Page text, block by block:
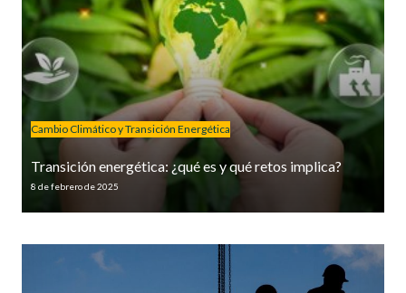
Cambio Climático y Transición Energética
Transición energética: ¿qué es y qué retos implica?
8 de febrero de 2025